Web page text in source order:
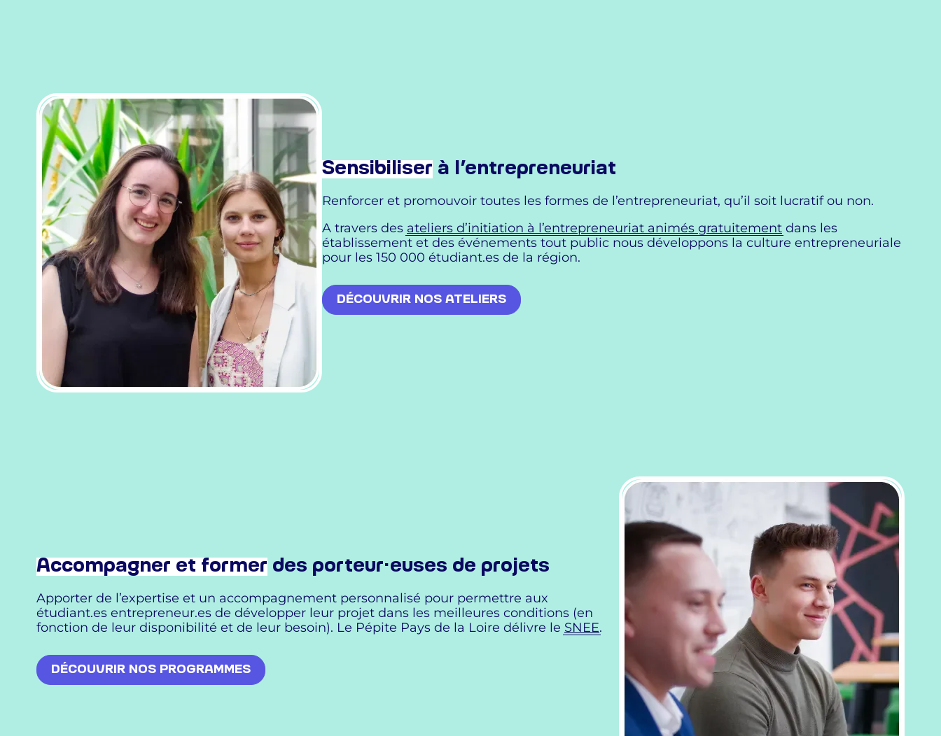
Sensibiliser à l’entrepreneuriat
Renforcer et promouvoir toutes les formes de l’entrepreneuriat, qu’il soit lucratif ou non.
A travers des ateliers d’initiation à l’entrepreneuriat animés gratuitement dans les
établissement et des événements tout public nous développons la culture entrepreneuriale
pour les 150 000 étudiant.es de la région.
DÉCOUVRIR NOS ATELIERS
Accompagner et former des porteur·euses de projets
Apporter de l’expertise et un accompagnement personnalisé pour permettre aux
étudiant.es entrepreneur.es de développer leur projet dans les meilleures conditions (en
fonction de leur disponibilité et de leur besoin). Le Pépite Pays de la Loire délivre le SNEE.
DÉCOUVRIR NOS PROGRAMMES